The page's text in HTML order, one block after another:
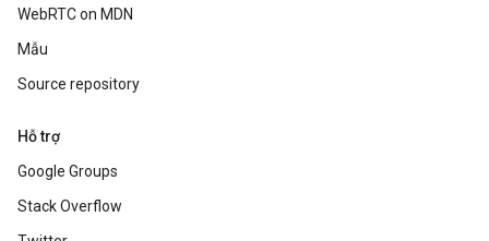
WebRTC on MDN
Mẫu
Source repository
Hỗ trợ
Google Groups
Stack Overflow